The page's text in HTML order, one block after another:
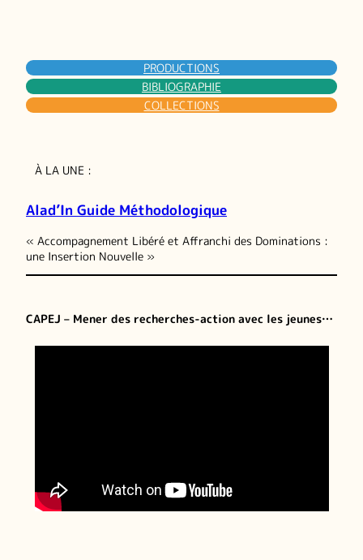
PRODUCTIONS
BIBLIOGRAPHIE
COLLECTIONS
À LA UNE :
Alad’In Guide Méthodologique
« Accompagnement Libéré et Affranchi des Dominations :
une Insertion Nouvelle »
CAPEJ – Mener des recherches-action avec les jeunes…